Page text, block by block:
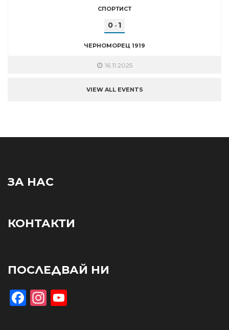
СПОРТИСТ
0 - 1
ЧЕРНОМОРЕЦ 1919
16.11.2025
VIEW ALL EVENTS
ЗА НАС
КОНТАКТИ
ПОСЛЕДВАЙ НИ
Facebook
Instagram